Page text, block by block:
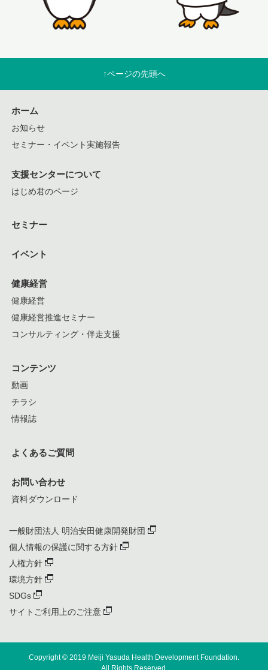
↑ページの先頭へ
ホーム
お知らせ
セミナー・イベント実施報告
支援センターについて
はじめ君のページ
セミナー
イベント
健康経営
健康経営
健康経営推進セミナー
コンサルティング・伴走支援
コンテンツ
動画
チラシ
情報誌
よくあるご質問
お問い合わせ
資料ダウンロード
一般財団法人 明治安田健康開発財団
個人情報の保護に関する方針
人権方針
環境方針
SDGs
サイトご利用上のご注意
Copyright © 2019 Meiji Yasuda Health Development Foundation.
All Rights Reserved.